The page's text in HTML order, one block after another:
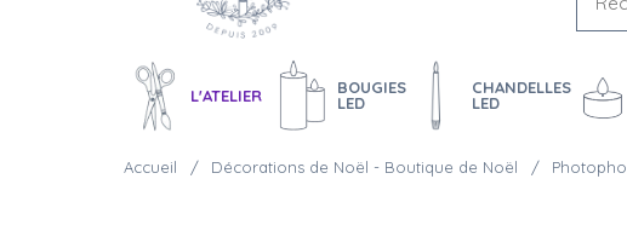
L'ATELIER
BOUGIES
LED
CHANDELLES
LED
Accueil Décorations de Noël - Boutique de Noël